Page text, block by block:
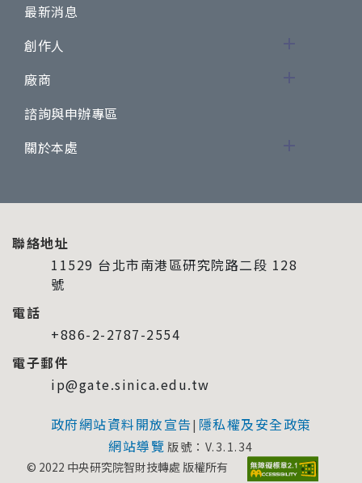
最新消息
創作人
廠商
諮詢與申辦專區
關於本處
聯絡地址
11529 台北市南港區研究院路二段 128
號
電話
+886-2-2787-2554
電子郵件
ip@gate.sinica.edu.tw
政府網站資料開放宣告 | 隱私權及安全政策
網站導覽 版號：V.3.1.34
© 2022 中央研究院智財技轉處 版權所有